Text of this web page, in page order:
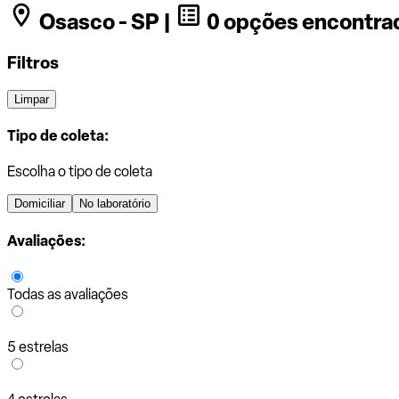
Osasco - SP | 0 opções
Filtros
Limpar
Tipo de coleta:
Escolha o tipo de coleta
Domiciliar No laboratório
Avaliações:
Todas as avaliações
5 estrelas